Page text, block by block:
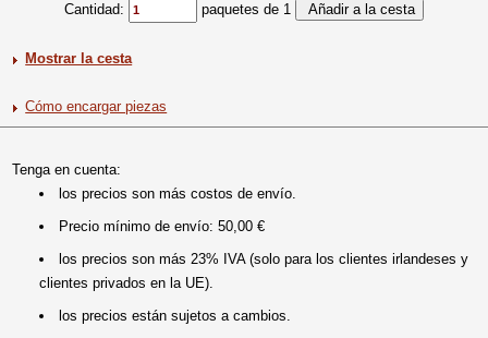
Cantidad: paquetes de 1
Mostrar la cesta
Cómo encargar piezas
Tenga en cuenta:
los precios son más costos de envío.
Precio mínimo de envío: 50,00 €
los precios son más 23% IVA (solo para los clientes irlandeses y
clientes privados en la UE).
los precios están sujetos a cambios.